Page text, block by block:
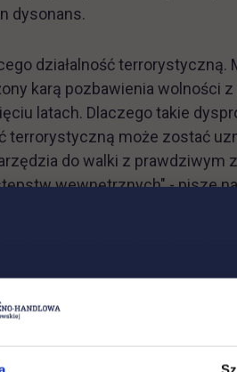
dysonans.
działalność
karą pozbawienia wolności
latach. Dlaczego takie
terrorystyczną może zostać
do walki z
wewnętrznych" - pisze